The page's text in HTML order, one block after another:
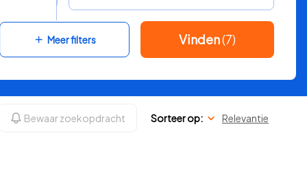
Meer filters Vinden(7)
Bewaar zoekopdracht Sorteer op: Relevantie